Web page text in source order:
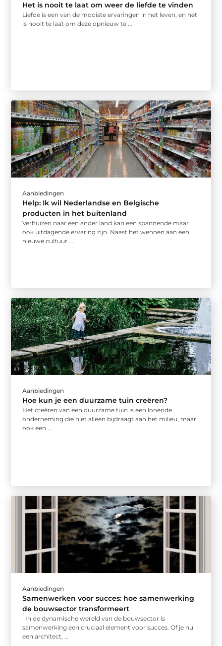
Het is nooit te laat om weer de liefde te vinden
Liefde is een van de mooiste ervaringen in het leven, en het
is nooit te laat om deze opnieuw te ...
Aanbiedingen
Help: Ik wil Nederlandse en Belgische
producten in het buitenland
Verhuizen naar een ander land kan een spannende maar
ook uitdagende ervaring zijn. Naast het wennen aan een
nieuwe cultuur ...
Aanbiedingen
Hoe kun je een duurzame tuin creëren?
Het creëren van een duurzame tuin is een lonende
onderneming die niet alleen bijdraagt aan het milieu, maar
ook een ...
Aanbiedingen
Samenwerken voor succes: hoe samenwerking
de bouwsector transformeert
In de dynamische wereld van de bouwsector is
samenwerking een cruciaal element voor succes. Of je nu
een architect, ...